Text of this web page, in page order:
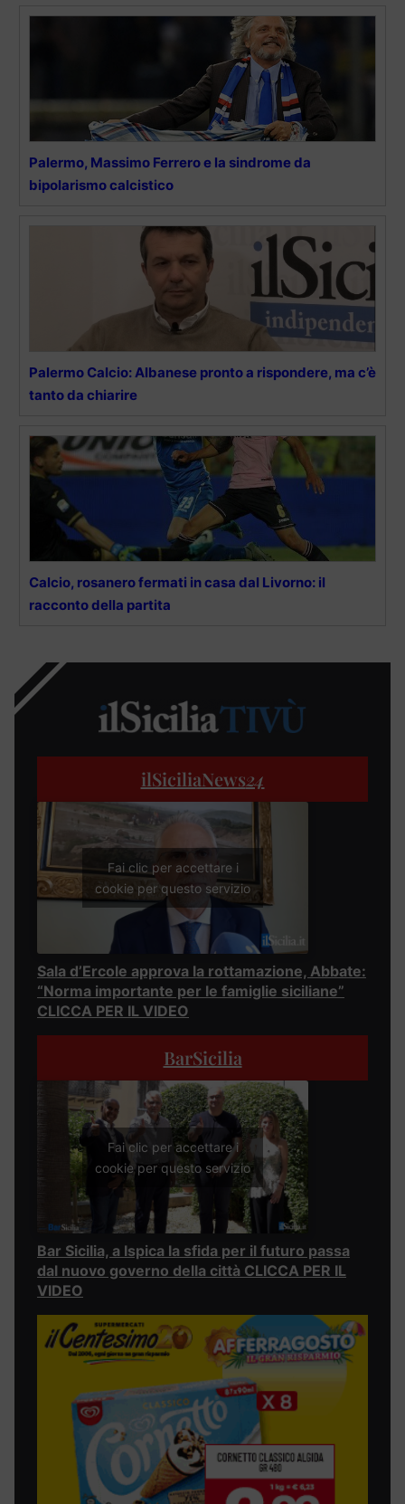
Palermo, Massimo Ferrero e la sindrome da
bipolarismo calcistico
Palermo Calcio: Albanese pronto a rispondere, ma c’è
tanto da chiarire
Calcio, rosanero fermati in casa dal Livorno: il
racconto della partita
ilSiciliaNews24
Fai clic per accettare i
cookie per questo servizio
Sala d’Ercole approva la rottamazione, Abbate:
“Norma importante per le famiglie siciliane”
CLICCA PER IL VIDEO
BarSicilia
Fai clic per accettare i
cookie per questo servizio
Bar Sicilia, a Ispica la sfida per il futuro passa
dal nuovo governo della città CLICCA PER IL
VIDEO